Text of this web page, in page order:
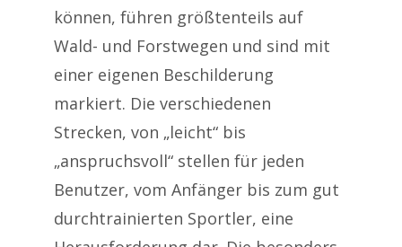
können, führen größtenteils auf
Wald- und Forstwegen und sind mit
einer eigenen Beschilderung
markiert. Die verschiedenen
Strecken, von „leicht“ bis
„anspruchsvoll“ stellen für jeden
Benutzer, vom Anfänger bis zum gut
durchtrainierten Sportler, eine